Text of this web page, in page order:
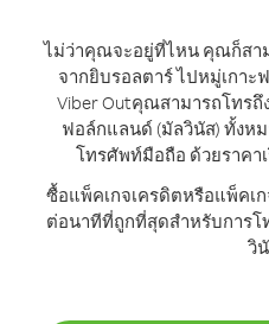
ไม่ว่าคุณจะอยู่ที่ไหน คุณก็สา
จากยิบรอลตาร์ ไปหมู่เกา
Viber Outคุณสามารถโทรถึ
ฟอล์กแลนด์ (มัลวินัส) ทั้งห
โทรศัพท์มือถือ ด้วยราคา
ซื้อแพ็คเกจเครดิตหรือแพ็คเ
ต่อนาทีที่ถูกที่สุดสำหรับการโ
วิ